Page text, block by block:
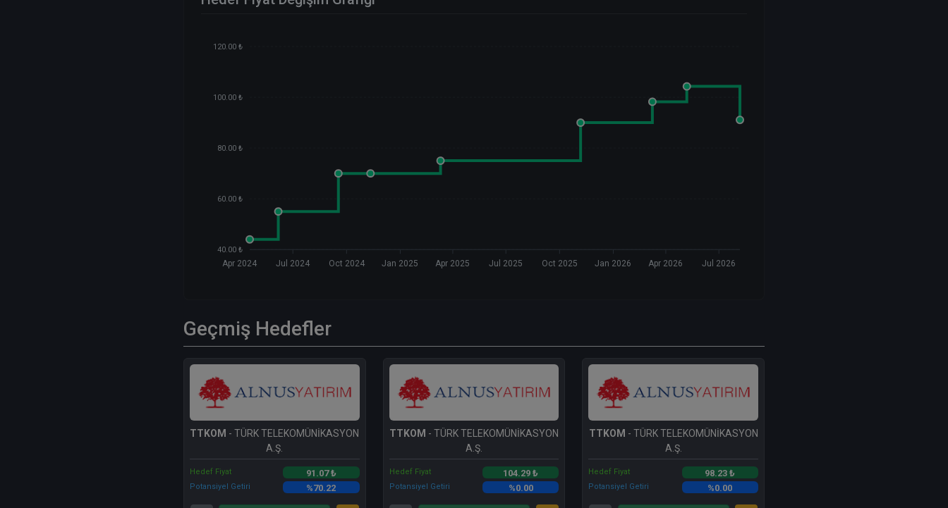
120.00 ₺
100.00 ₺
80.00 ₺
60.00 ₺
40.00 ₺
Apr 2024 Jul 2024 Oct 2024 Jan 2025 Apr 2025 Jul 2025 Oct 2025 Jan 2026 Apr 2026 Jul 2026
Geçmiş Hedefler
TTKOM - TÜRK TELEKOMÜNİKASYON
A.Ş.
Hedef Fiyat 91.07 ₺
Potansiyel Getiri %70.22
TTKOM - TÜRK TELEKOMÜNİKASYON
A.Ş.
Hedef Fiyat 104.29 ₺
Potansiyel Getiri %0.00
TTKOM - TÜRK TELEKOMÜNİKASYON
A.Ş.
Hedef Fiyat 98.23 ₺
Potansiyel Getiri %0.00